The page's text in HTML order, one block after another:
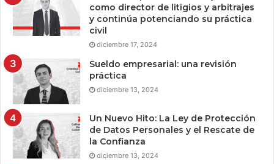
como director de litigios y arbitrajes
y continúa potenciando su práctica
civil
diciembre 17, 2024
Sueldo empresarial: una revisión
práctica
diciembre 13, 2024
Un Nuevo Hito: La Ley de Protección
de Datos Personales y el Rescate de
la Confianza
diciembre 13, 2024